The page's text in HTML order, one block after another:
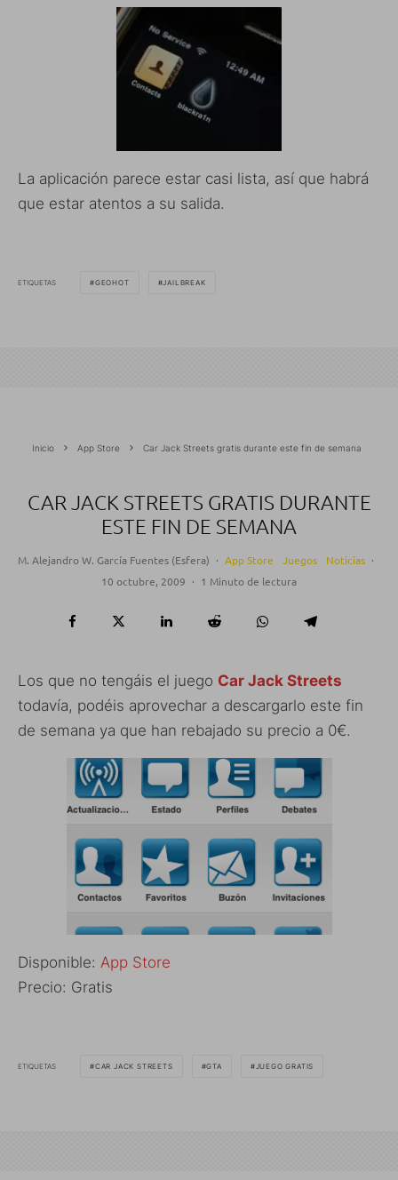
La aplicación parece estar casi lista, así que habrá
que estar atentos a su salida.
ETIQUETAS GEOHOT JAILBREAK
Inicio App Store Car Jack Streets gratis durante este fin de semana
CAR JACK STREETS GRATIS DURANTE
ESTE FIN DE SEMANA
M. Alejandro W. García Fuentes (Esfera) · App Store Juegos Noticias ·
10 octubre, 2009 · 1 Minuto de lectura
Los que no tengáis el juego Car Jack Streets
todavía, podéis aprovechar a descargarlo este fin
de semana ya que han rebajado su precio a 0€.
Disponible: App Store
Precio: Gratis
ETIQUETAS CAR JACK STREETS GTA JUEGO GRATIS